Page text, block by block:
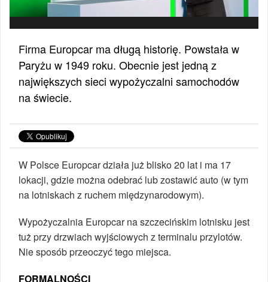
Firma Europcar ma długą historię. Powstała w
Paryżu w 1949 roku. Obecnie jest jedną z
największych sieci wypożyczalni samochodów
na świecie.
W Polsce Europcar działa już blisko 20 lat i ma 17
lokacji, gdzie można odebrać lub zostawić auto (w tym
na lotniskach z ruchem międzynarodowym).
Wypożyczalnia Europcar na szczecińskim lotnisku jest
tuż przy drzwiach wyjściowych z terminalu przylotów.
Nie sposób przeoczyć tego miejsca.
FORMALNOŚCI